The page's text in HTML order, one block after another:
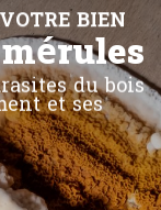
BIEN
du bois
et ses